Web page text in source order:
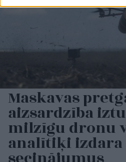
Maskavas
aizsardzība
milzīgu dronu
analītiķi izdara